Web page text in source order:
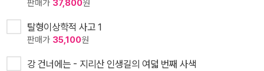
판매가 37,800원
탈형이상학적 사고 1
판매가 35,100원
강 건너에는 - 지리산 인생길의 여덟 번째 사색